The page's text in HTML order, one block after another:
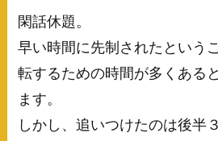
閑話休題。
早い時間に先制されたという
転するための時間が多くある
ます。
しかし、追いつけたのは後半